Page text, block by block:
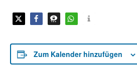
Zum Kalender hinzufügen